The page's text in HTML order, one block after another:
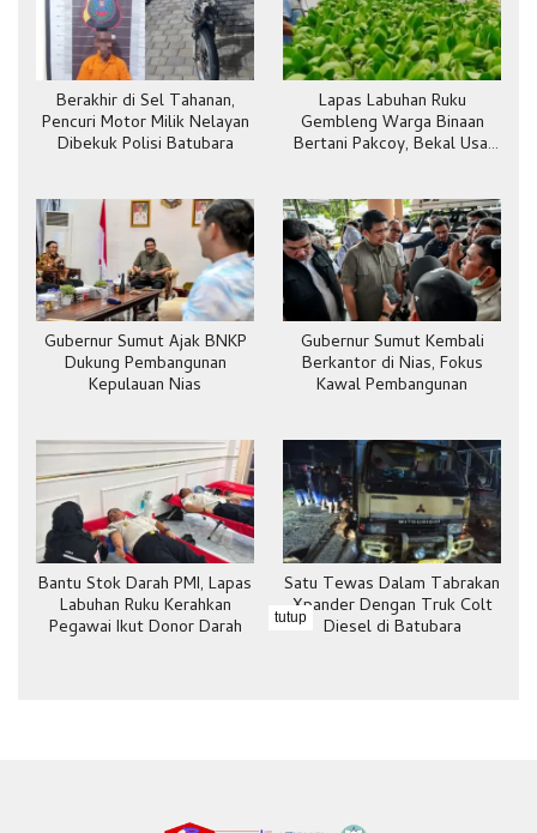
Berakhir di Sel Tahanan,
Pencuri Motor Milik Nelayan
Dibekuk Polisi Batubara
Lapas Labuhan Ruku
Gembleng Warga Binaan
Bertani Pakcoy, Bekal Usai
Gubernur Sumut Ajak BNKP
Dukung Pembangunan
Kepulauan Nias
Gubernur Sumut Kembali
Berkantor di Nias, Fokus
Kawal Pembangunan
Bantu Stok Darah PMI, Lapas
Labuhan Ruku Kerahkan
Pegawai Ikut Donor Darah
Satu Tewas Dalam Tabrakan
Xpander Dengan Truk Colt
Diesel di Batubara
tutup